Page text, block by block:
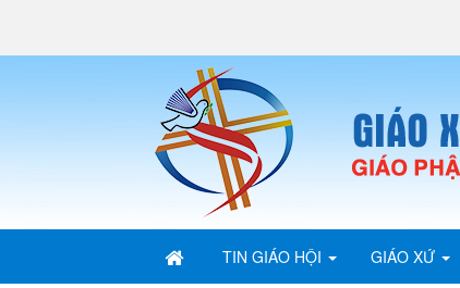
TIN GIÁO HỘI GIÁO XỨ